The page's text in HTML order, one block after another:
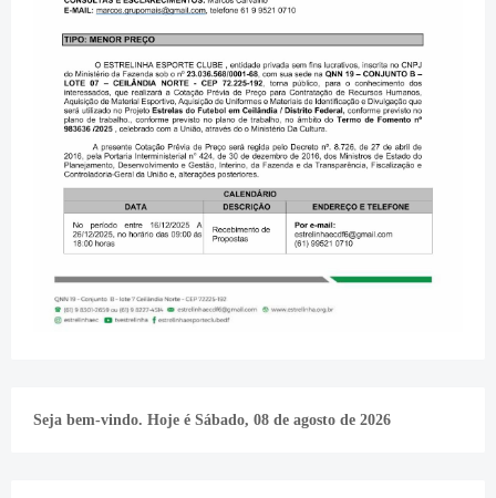
Seja bem-vindo. Hoje é Sábado, 08 de agosto de 2026